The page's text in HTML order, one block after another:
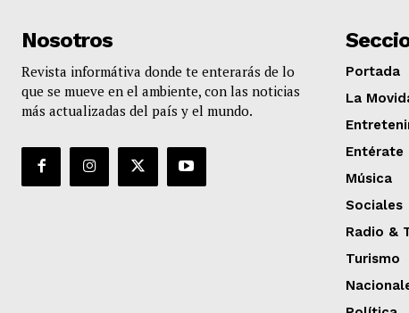
Nosotros
Revista informátiva donde te enterarás de lo
que se mueve en el ambiente, con las noticias
más actualizadas del país y el mundo.
Portada
La
Entérate
Música
Sociales
Radio &
Turismo